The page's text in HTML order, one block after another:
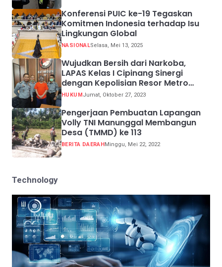
Konferensi PUIC ke-19 Tegaskan
Komitmen Indonesia terhadap Isu
Lingkungan Global
NASIONALSelasa, Mei 13, 2025
Wujudkan Bersih dari Narkoba,
LAPAS Kelas I Cipinang Sinergi
dengan Kepolisian Resor Metro
Jakarta Barat
HUKUMJumat, Oktober 27, 2023
Pengerjaan Pembuatan Lapangan
Volly TNI Manunggal Membangun
Desa (TMMD) ke 113
BERITA DAERAHMinggu, Mei 22, 2022
Technology